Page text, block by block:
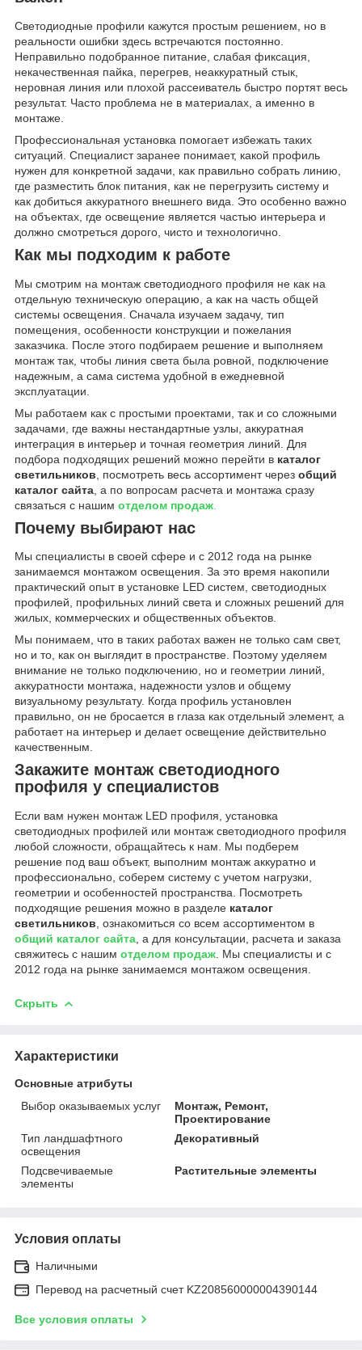
Светодиодные профили кажутся простым решением, но в
реальности ошибки здесь встречаются постоянно.
Неправильно подобранное питание, слабая фиксация,
некачественная пайка, перегрев, неаккуратный стык,
неровная линия или плохой рассеиватель быстро портят весь
результат. Часто проблема не в материалах, а именно в
монтаже.
Профессиональная установка помогает избежать таких
ситуаций. Специалист заранее понимает, какой профиль
нужен для конкретной задачи, как правильно собрать линию,
где разместить блок питания, как не перегрузить систему и
как добиться аккуратного внешнего вида. Это особенно важно
на объектах, где освещение является частью интерьера и
должно смотреться дорого, чисто и технологично.
Как мы подходим к работе
Мы смотрим на монтаж светодиодного профиля не как на
отдельную техническую операцию, а как на часть общей
системы освещения. Сначала изучаем задачу, тип
помещения, особенности конструкции и пожелания
заказчика. После этого подбираем решение и выполняем
монтаж так, чтобы линия света была ровной, подключение
надежным, а сама система удобной в ежедневной
эксплуатации.
Мы работаем как с простыми проектами, так и со сложными
задачами, где важны нестандартные узлы, аккуратная
интеграция в интерьер и точная геометрия линий. Для
подбора подходящих решений можно перейти в каталог
светильников , посмотреть весь ассортимент через общий
каталог сайта , а по вопросам расчета и монтажа сразу
связаться с нашим отделом продаж
Почему выбирают нас
Мы специалисты в своей сфере и с 2012 года на рынке
занимаемся монтажом освещения. За это время накопили
практический опыт в установке LED систем, светодиодных
профилей, профильных линий света и сложных решений для
жилых, коммерческих и общественных объектов.
Мы понимаем, что в таких работах важен не только сам свет,
но и то, как он выглядит в пространстве. Поэтому уделяем
внимание не только подключению, но и геометрии линий,
аккуратности монтажа, надежности узлов и общему
визуальному результату. Когда профиль установлен
правильно, он не бросается в глаза как отдельный элемент, а
работает на интерьер и делает освещение действительно
качественным.
Закажите монтаж светодиодного
профиля у специалистов
Если вам нужен монтаж LED профиля, установка
светодиодных профилей или монтаж светодиодного профиля
любой сложности, обращайтесь к нам. Мы подберем
решение под ваш объект, выполним монтаж аккуратно и
профессионально, соберем систему с учетом нагрузки,
геометрии и особенностей пространства. Посмотреть
подходящие решения можно в разделе каталог
светильников , ознакомиться со всем ассортиментом в
общий каталог сайта , а для консультации, расчета и заказа
свяжитесь с нашим отделом продаж . Мы специалисты и с
2012 года на рынке занимаемся монтажом освещения.
Скрыть
Характеристики
Основные атрибуты
Выбор оказываемых услуг
Монтаж, Ремонт,
Проектирование
Тип ландшафтного
освещения
Декоративный
Подсвечиваемые
элементы
Растительные элементы
Условия оплаты
Наличными
Перевод на расчетный счет KZ208560000004390144
Все условия оплаты